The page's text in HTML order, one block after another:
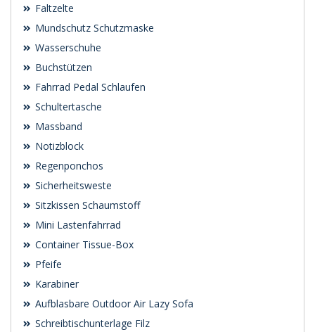
Faltzelte
Mundschutz Schutzmaske
Wasserschuhe
Buchstützen
Fahrrad Pedal Schlaufen
Schultertasche
Massband
Notizblock
Regenponchos
Sicherheitsweste
Sitzkissen Schaumstoff
Mini Lastenfahrrad
Container Tissue-Box
Pfeife
Karabiner
Aufblasbare Outdoor Air Lazy Sofa
Schreibtischunterlage Filz